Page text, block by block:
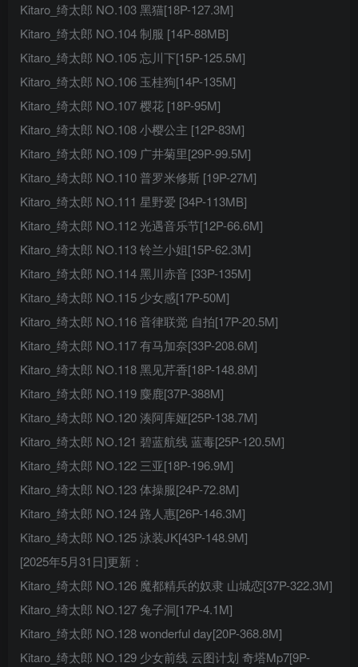
Kitaro_绮太郎 NO.103 黑猫[18P-127.3M]
Kitaro_绮太郎 NO.104 制服 [14P-88MB]
Kitaro_绮太郎 NO.105 忘川下[15P-125.5M]
Kitaro_绮太郎 NO.106 玉桂狗[14P-135M]
Kitaro_绮太郎 NO.107 樱花 [18P-95M]
Kitaro_绮太郎 NO.108 小樱公主 [12P-83M]
Kitaro_绮太郎 NO.109 广井菊里[29P-99.5M]
Kitaro_绮太郎 NO.110 普罗米修斯 [19P-27M]
Kitaro_绮太郎 NO.111 星野爱 [34P-113MB]
Kitaro_绮太郎 NO.112 光遇音乐节[12P-66.6M]
Kitaro_绮太郎 NO.113 铃兰小姐[15P-62.3M]
Kitaro_绮太郎 NO.114 黑川赤音 [33P-135M]
Kitaro_绮太郎 NO.115 少女感[17P-50M]
Kitaro_绮太郎 NO.116 音律联觉 自拍[17P-20.5M]
Kitaro_绮太郎 NO.117 有马加奈[33P-208.6M]
Kitaro_绮太郎 NO.118 黑见芹香[18P-148.8M]
Kitaro_绮太郎 NO.119 麋鹿[37P-388M]
Kitaro_绮太郎 NO.120 湊阿库娅[25P-138.7M]
Kitaro_绮太郎 NO.121 碧蓝航线 蓝毒[25P-120.5M]
Kitaro_绮太郎 NO.122 三亚[18P-196.9M]
Kitaro_绮太郎 NO.123 体操服[24P-72.8M]
Kitaro_绮太郎 NO.124 路人惠[26P-146.3M]
Kitaro_绮太郎 NO.125 泳装JK[43P-148.9M]
[2025年5月31日]更新：
Kitaro_绮太郎 NO.126 魔都精兵的奴隶 山城恋[37P-322.3M]
Kitaro_绮太郎 NO.127 兔子洞[17P-4.1M]
Kitaro_绮太郎 NO.128 wonderful day[20P-368.8M]
Kitaro_绮太郎 NO.129 少女前线 云图计划 奇塔Mp7[9P-